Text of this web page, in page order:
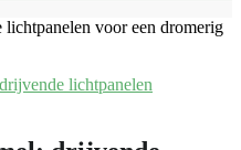
voor een dromerig